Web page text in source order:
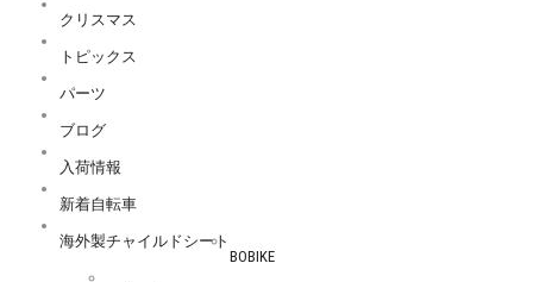
クリスマス
トピックス
パーツ
ブログ
入荷情報
新着自転車
海外製チャイルドシート
BOBIKE